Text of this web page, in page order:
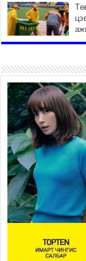
2026 оны 7 сар 15 / 11
Үер усны аюулаас
байдлын газрын 162
байна
2026 оны 7 сар 15 / 11
Үндэсний их сурын
мэргэнээ сорьж байна